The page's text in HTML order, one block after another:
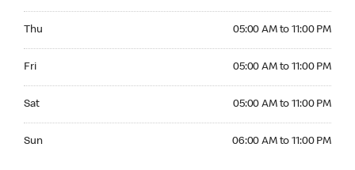
Thu 05:00 AM to 11:00 PM
Fri 05:00 AM to 11:00 PM
Sat 05:00 AM to 11:00 PM
Sun 06:00 AM to 11:00 PM